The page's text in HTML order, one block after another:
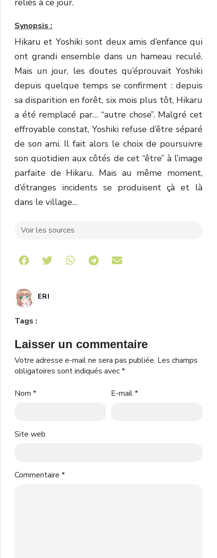
reliés à ce jour.
Synopsis :
Hikaru et Yoshiki sont deux amis d’enfance qui
ont grandi ensemble dans un hameau reculé.
Mais un jour, les doutes qu’éprouvait Yoshiki
depuis quelque temps se confirment : depuis
sa disparition en forêt, six mois plus tôt, Hikaru
a été remplacé par… “autre chose”. Malgré cet
effroyable constat, Yoshiki refuse d’être séparé
de son ami. Il fait alors le choix de poursuivre
son quotidien aux côtés de cet “être” à l’image
parfaite de Hikaru. Mais au même moment,
d’étranges incidents se produisent çà et là
dans le village…
Voir les sources
Share on Telegram
ERI
Tags :
Laisser un commentaire
Votre adresse e-mail ne sera pas publiée. Les champs
obligatoires sont indiqués avec*
Nom * E-mail*
Site web
Commentaire *